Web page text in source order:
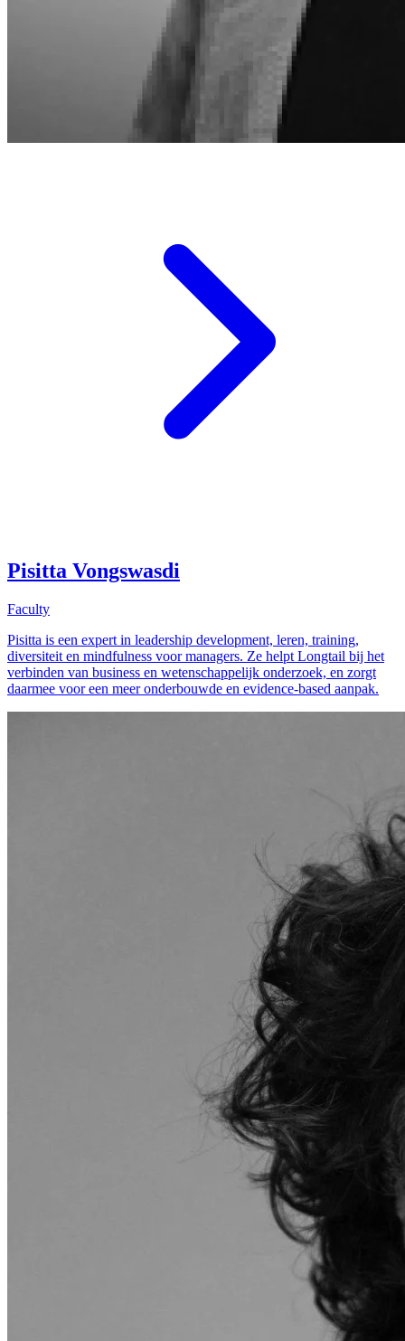
Pisitta Vongswasdi
Faculty
Pisitta is een expert in leadership development, leren, training,
diversiteit en mindfulness voor managers. Ze helpt Longtail bij het
verbinden van business en wetenschappelijk onderzoek, en zorgt
daarmee voor een meer onderbouwde en evidence-based aanpak.